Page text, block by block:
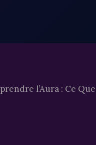
l’Aura : Ce